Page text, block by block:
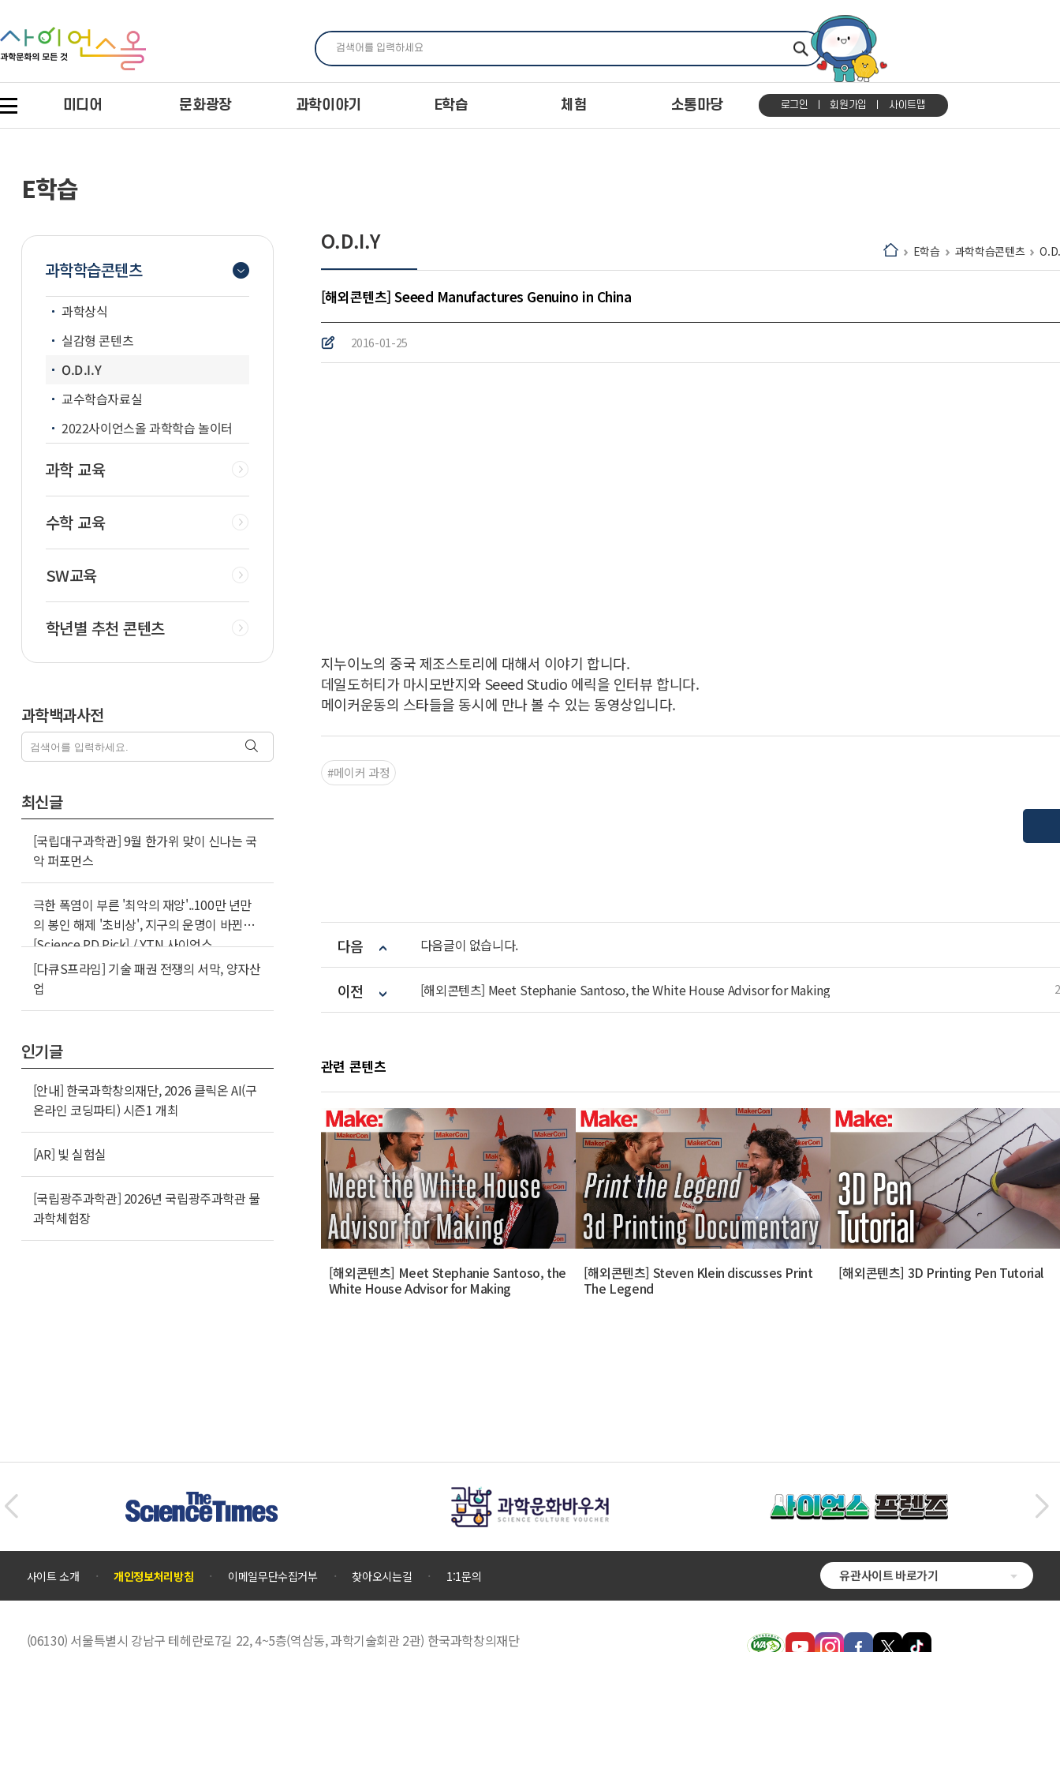
미디어 문화광장 과학이야기 E학습 체험 소통마당 로그인 회원가입 사이트맵
O.D.I.Y E학습 과학학습콘텐츠
E학습
과학학습콘텐츠
과학상식
실감형 콘텐츠
O.D.I.Y
교수학습자료실
2022사이언스올 과학학습 놀이터
과학 교육
수학 교육
SW교육
학년별 추천 콘텐츠
과학백과사전
최신글
[국립대구과학관] 9월 한가위 맞이 신나는 국
악 퍼포먼스
극한 폭염이 부른 '최악의 재앙'..100만 년만
의 봉인 해제 '초비상', 지구의 운명이 바뀐다
[Science PD Pick] / YTN 사이언스
[다큐S프라임] 기술 패권 전쟁의 서막, 양자산
업
인기글
[안내] 한국과학창의재단, 2026 클릭온 AI(구
온라인 코딩파티) 시즌1 개최
[AR] 빛 실험실
[국립광주과학관] 2026년 국립광주과학관 물
과학체험장
[해외콘텐츠] Seeed Manufactures Genuino in China
2016-01-25
지누이노의 중국 제조스토리에 대해서 이야기 합니다.
데일도허티가 마시모반지와 Seeed Studio 에릭을 인터뷰 합니다.
메이커운동의 스타들을 동시에 만나 볼 수 있는 동영상입니다.
#메이커 과정
다음 다음글이 없습니다.
이전 [해외콘텐츠] Meet Stephanie Santoso, the White House Advisor for Making
관련 콘텐츠
[해외콘텐츠] Meet Stephanie Santoso, the
White House Advisor for Making
[해외콘텐츠] Steven Klein discusses Print
The Legend
[해외콘텐츠] 3D Printing Pen Tutorial
사이트 소개 개인정보처리방침 이메일무단수집거부 찾아오시는길 1:1문의 유관사이트 바로가기
(06130) 서울특별시 강남구 테헤란로7길 22, 4~5층(역삼동, 과학기술회관 2관) 한국과학창의재단